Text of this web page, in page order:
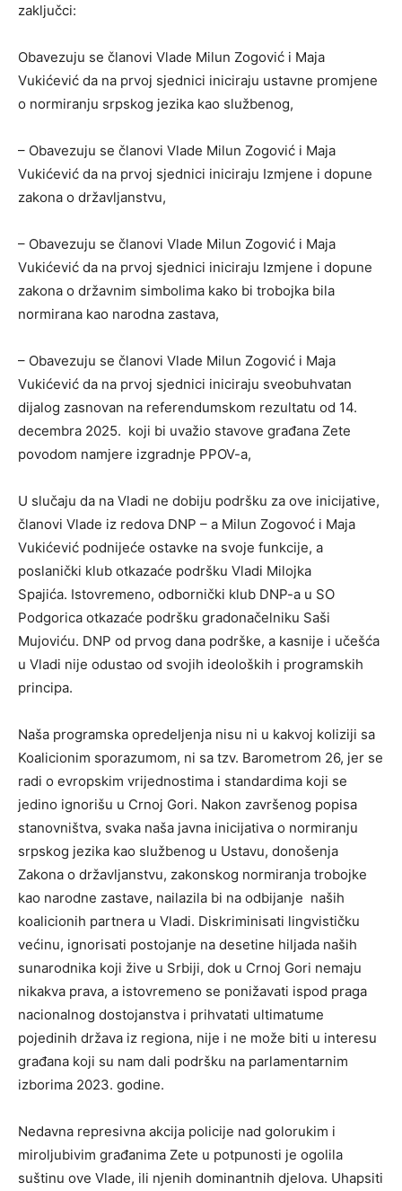
zaključci:
Obavezuju se članovi Vlade Milun Zogović i Maja
Vukićević da na prvoj sjednici iniciraju ustavne promjene
o normiranju srpskog jezika kao službenog,
– Obavezuju se članovi Vlade Milun Zogović i Maja
Vukićević da na prvoj sjednici iniciraju Izmjene i dopune
zakona o državljanstvu,
– Obavezuju se članovi Vlade Milun Zogović i Maja
Vukićević da na prvoj sjednici iniciraju Izmjene i dopune
zakona o državnim simbolima kako bi trobojka bila
normirana kao narodna zastava,
– Obavezuju se članovi Vlade Milun Zogović i Maja
Vukićević da na prvoj sjednici iniciraju sveobuhvatan
dijalog zasnovan na referendumskom rezultatu od 14.
decembra 2025. koji bi uvažio stavove građana Zete
povodom namjere izgradnje PPOV-a,
U slučaju da na Vladi ne dobiju podršku za ove inicijative,
članovi Vlade iz redova DNP – a Milun Zogovoć i Maja
Vukićević podnijeće ostavke na svoje funkcije, a
poslanički klub otkazaće podršku Vladi Milojka
Spajića. Istovremeno, odbornički klub DNP-a u SO
Podgorica otkazaće podršku gradonačelniku Saši
Mujoviću. DNP od prvog dana podrške, a kasnije i učešća
u Vladi nije odustao od svojih ideoloških i programskih
principa.
Naša programska opredeljenja nisu ni u kakvoj koliziji sa
Koalicionim sporazumom, ni sa tzv. Barometrom 26, jer se
radi o evropskim vrijednostima i standardima koji se
jedino ignorišu u Crnoj Gori. Nakon završenog popisa
stanovništva, svaka naša javna inicijativa o normiranju
srpskog jezika kao službenog u Ustavu, donošenja
Zakona o državljanstvu, zakonskog normiranja trobojke
kao narodne zastave, nailazila bi na odbijanje naših
koalicionih partnera u Vladi. Diskriminisati lingvističku
većinu, ignorisati postojanje na desetine hiljada naših
sunarodnika koji žive u Srbiji, dok u Crnoj Gori nemaju
nikakva prava, a istovremeno se ponižavati ispod praga
nacionalnog dostojanstva i prihvatati ultimatume
pojedinih država iz regiona, nije i ne može biti u interesu
građana koji su nam dali podršku na parlamentarnim
izborima 2023. godine.
Nedavna represivna akcija policije nad golorukim i
miroljubivim građanima Zete u potpunosti je ogolila
suštinu ove Vlade, ili njenih dominantnih djelova. Uhapsiti